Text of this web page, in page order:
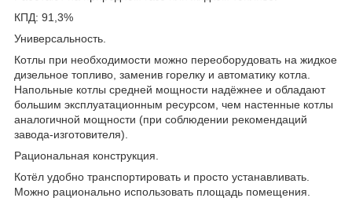
КПД: 91,3%
Универсальность.
Котлы при необходимости можно переоборудовать на жидкое
дизельное топливо, заменив горелку и автоматику котла.
Напольные котлы средней мощности надёжнее и обладают
большим эксплуатационным ресурсом, чем настенные котлы
аналогичной мощности (при соблюдении рекомендаций
завода-изготовителя).
Рациональная конструкция.
Котёл удобно транспортировать и просто устанавливать.
Можно рационально использовать площадь помещения.